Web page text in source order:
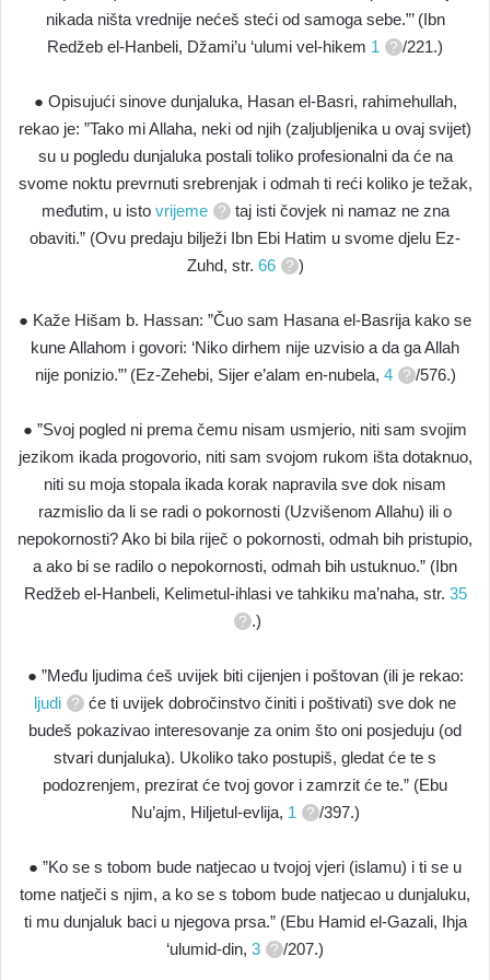
nikada ništa vrednije nećeš steći od samoga sebe.”’ (Ibn
Redžeb el-Hanbeli, Džami’u ‘ulumi vel-hikem 1 /221.)
● Opisujući sinove dunjaluka, Hasan el-Basri, rahimehullah,
rekao je: ”Tako mi Allaha, neki od njih (zaljubljenika u ovaj svijet)
su u pogledu dunjaluka postali toliko profesionalni da će na
svome noktu prevrnuti srebrenjak i odmah ti reći koliko je težak,
međutim, u isto vrijeme
taj isti čovjek ni namaz ne zna
obaviti.” (Ovu predaju bilježi Ibn Ebi Hatim u svome djelu Ez-
Zuhd, str. 66 )
● Kaže Hišam b. Hassan: ”Čuo sam Hasana el-Basrija kako se
kune Allahom i govori: ‘Niko dirhem nije uzvisio a da ga Allah
nije ponizio.”’ (Ez-Zehebi, Sijer e’alam en-nubela, 4 /576.)
● ”Svoj pogled ni prema čemu nisam usmjerio, niti sam svojim
jezikom ikada progovorio, niti sam svojom rukom išta dotaknuo,
niti su moja stopala ikada korak napravila sve dok nisam
razmislio da li se radi o pokornosti (Uzvišenom Allahu) ili o
nepokornosti? Ako bi bila riječ o pokornosti, odmah bih pristupio,
a ako bi se radilo o nepokornosti, odmah bih ustuknuo.” (Ibn
Redžeb el-Hanbeli, Kelimetul-ihlasi ve tahkiku ma’naha, str. 35
.)
● ”Među ljudima ćeš uvijek biti cijenjen i poštovan (ili je rekao:
ljudi
će ti uvijek dobročinstvo činiti i poštivati) sve dok ne
budeš pokazivao interesovanje za onim što oni posjeduju (od
stvari dunjaluka). Ukoliko tako postupiš, gledat će te s
podozrenjem, prezirat će tvoj govor i zamrzit će te.” (Ebu
Nu’ajm, Hiljetul-evlija, 1 /397.)
● ”Ko se s tobom bude natjecao u tvojoj vjeri (islamu) i ti se u
tome natječi s njim, a ko se s tobom bude natjecao u dunjaluku,
ti mu dunjaluk baci u njegova prsa.” (Ebu Hamid el-Gazali, Ihja
‘ulumid-din, 3 /207.)